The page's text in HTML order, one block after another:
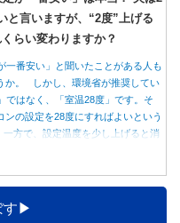
と言いますが、“2度”上げる
らい変わりますか？
一番安い」と聞いたことがある人も
か。 しかし、環境省が推奨してい
ではなく、「室温28度」です。そ
ンの設定を28度にすればよいという
方で、設定温度を少し上げると消
果の目安と快適に過ごすためのポイ
します。
す